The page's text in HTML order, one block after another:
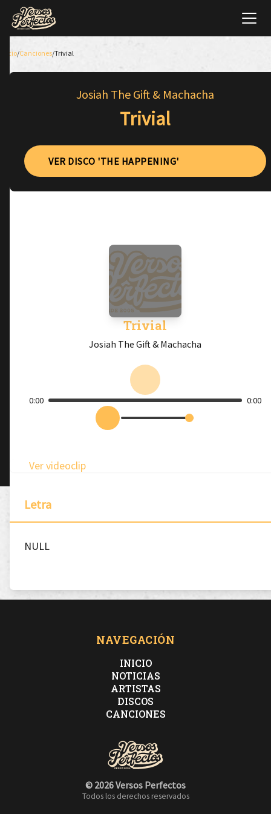
Inicio/Canciones/Trivial
Josiah The Gift & Machacha
Trivial
VER DISCO 'THE HAPPENING'
Trivial
Josiah The Gift & Machacha
0:00 0:00
Ver videoclip
Letra
NULL
NAVEGACIÓN
INICIO
NOTICIAS
ARTISTAS
DISCOS
CANCIONES
© 2026 Versos Perfectos
Todos los derechos reservados